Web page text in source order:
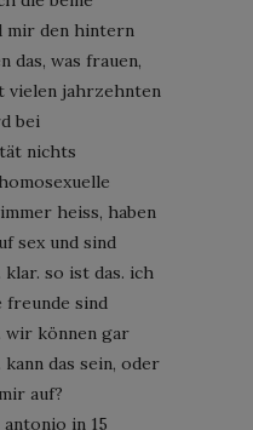
mir den hintern
das, was frauen,
vielen jahrzehnten
bei
nichts
heiss, haben
sex und sind
so ist das. ich
freunde sind
wir können gar
das sein, oder
auf?
in 15